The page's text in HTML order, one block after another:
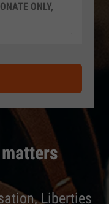
Liberties
ONLY,